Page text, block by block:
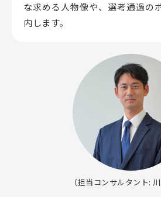
な求める人物像や、選考通過の
内します。
（担当コンサルタント: 川